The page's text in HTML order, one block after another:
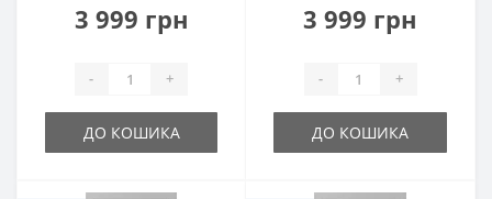
3 999 грн
- +
ДО КОШИКА
3 999 грн
- +
ДО КОШИКА